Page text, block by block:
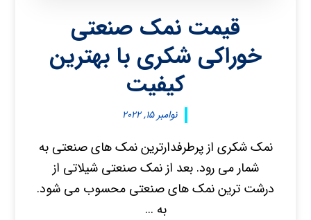
قیمت نمک صنعتی
خوراکی شکری با بهترین
کیفیت
نوامبر ۱۵, ۲۰۲۲
نمک شکری از پرطرفدارترین نمک های صنعتی به
شمار می رود. بعد از نمک صنعتی شیلاتی از
درشت ترین نمک های صنعتی محسوب می شود.
به ...